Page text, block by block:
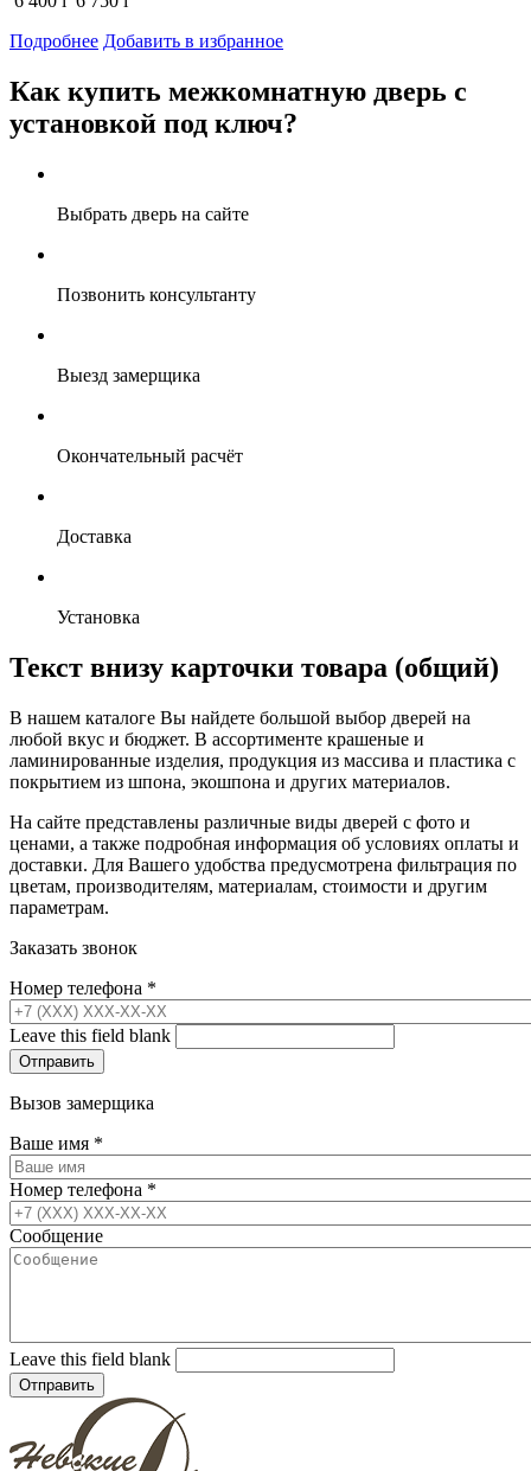
Подробнее Добавить в избранное
Как купить межкомнатную дверь с
установкой под ключ?
Выбрать дверь на сайте
Позвонить консультанту
Выезд замерщика
Окончательный расчёт
Доставка
Установка
Текст внизу карточки товара (общий)
В нашем каталоге Вы найдете большой выбор дверей на
любой вкус и бюджет. В ассортименте крашеные и
ламинированные изделия, продукция из массива и пластика с
покрытием из шпона, экошпона и других материалов.
На сайте представлены различные виды дверей с фото и
ценами, а также подробная информация об условиях оплаты и
доставки. Для Вашего удобства предусмотрена фильтрация по
цветам, производителям, материалам, стоимости и другим
параметрам.
Заказать звонок
Номер телефона *
Leave this field blank
Вызов замерщика
Ваше имя *
Номер телефона *
Сообщение
Leave this field blank